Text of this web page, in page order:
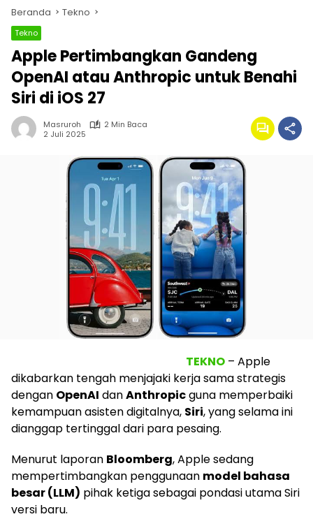
Beranda Tekno
Tekno
Apple Pertimbangkan Gandeng
OpenAI atau Anthropic untuk Benahi
Siri di iOS 27
Masruroh
2 Min Baca
2 Juli 2025
TEKNO – Apple
dikabarkan tengah menjajaki kerja sama strategis
dengan OpenAI danAnthropicguna memperbaiki
kemampuan asisten digitalnya, Siri, yang selama ini
dianggap tertinggal dari para pesaing.
Menurut laporan Bloomberg, Apple sedang
mempertimbangkan penggunaan model bahasa
besar (LLM) pihak ketiga sebagai pondasi utama Siri
versi baru.